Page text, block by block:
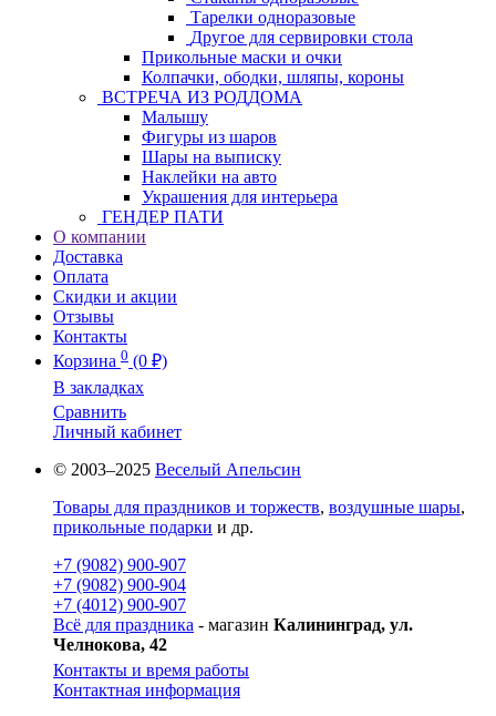
Тарелки одноразовые
Другое для сервировки стола
Прикольные маски и очки
Колпачки, ободки, шляпы, короны
ВСТРЕЧА ИЗ РОДДОМА
Малышу
Фигуры из шаров
Шары на выписку
Наклейки на авто
Украшения для интерьера
ГЕНДЕР ПАТИ
О компании
Доставка
Оплата
Скидки и акции
Отзывы
Контакты
Корзина 0 (0 ₽)
В закладках
Сравнить
Личный кабинет
© 2003–2025 Веселый Апельсин
Товары для праздников и торжеств, воздушные шары,
прикольные подарки и др.
+7 (9082) 900-907
+7 (9082) 900-904
+7 (4012) 900-907
Всё для праздника - магазин Калининград, ул.
Челнокова, 42
Контакты и время работы
Контактная информация